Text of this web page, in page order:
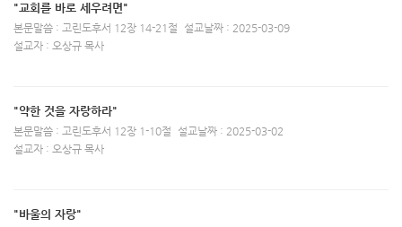
"교회를 바로 세우려면"
본문말씀 : 고린도후서 12장 14-21절
설교날짜 : 2025-03-09
설교자 : 오상규 목사
"약한 것을 자랑하라"
본문말씀 : 고린도후서 12장 1-10절
설교날짜 : 2025-03-02
설교자 : 오상규 목사
"바울의 자랑"